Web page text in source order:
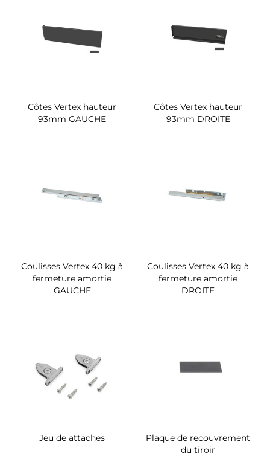
Côtes Vertex hauteur
93mm GAUCHE
Côtes Vertex hauteur
93mm DROITE
Coulisses Vertex 40 kg à
fermeture amortie
GAUCHE
Coulisses Vertex 40 kg à
fermeture amortie
DROITE
Jeu de attaches
Plaque de recouvrement
du tiroir